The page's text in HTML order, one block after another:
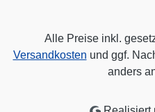
Alle Preise inkl.
Versandkosten und ggf.
anders